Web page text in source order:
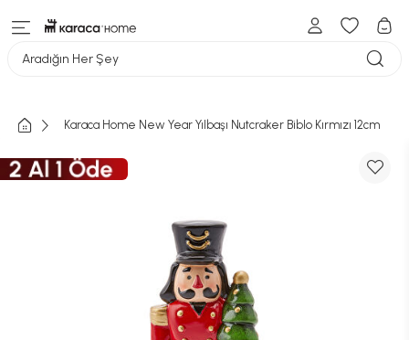
Aradığın Her Şey
Karaca Home New Year Yılbaşı Nutcraker Biblo Kırmızı 12cm